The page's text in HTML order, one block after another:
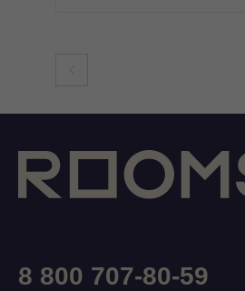
8 800 707-80-59